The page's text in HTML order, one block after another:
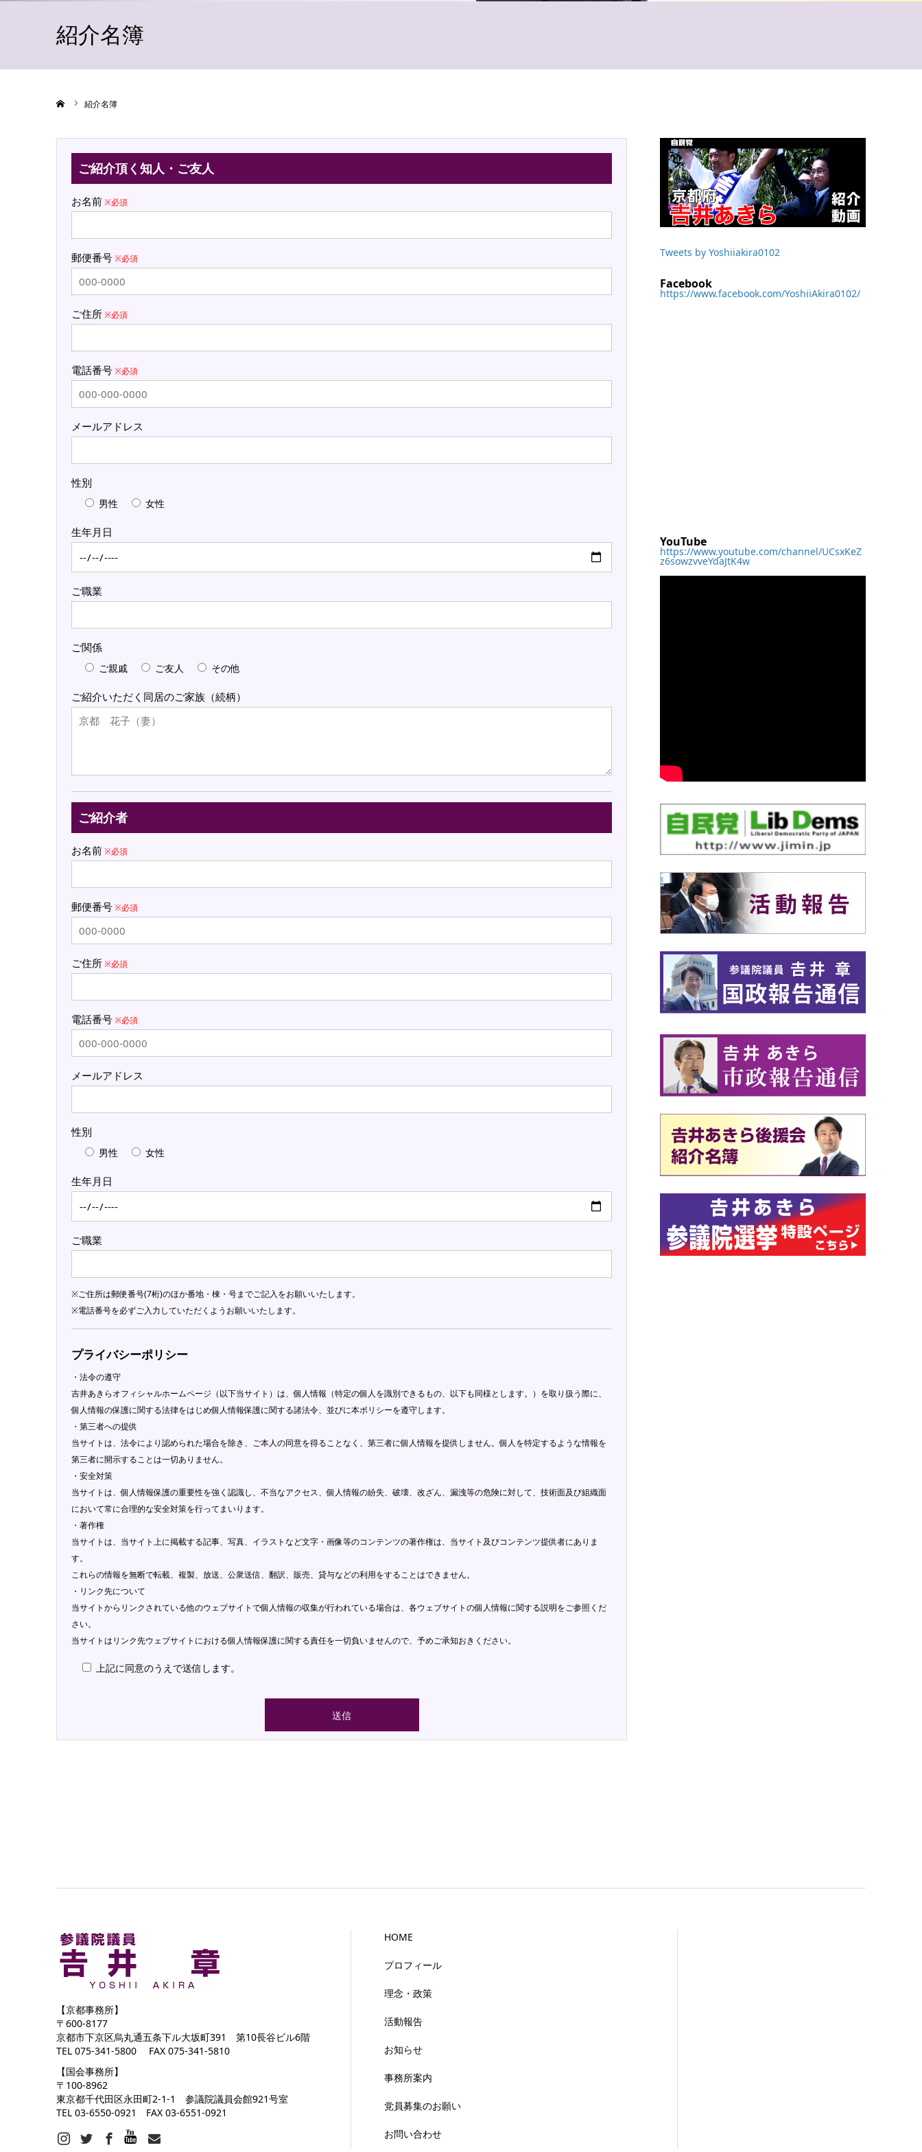
紹介名簿
紹介名簿
ご紹介頂く知人・ご友人
お名前※必須
郵便番号※必須
ご住所※必須
電話番号※必須
メールアドレス
性別
男性 女性
生年月日
ご職業
ご関係
ご親戚 ご友人 その他
ご紹介いただく同居のご家族（続柄）
ご紹介者
お名前※必須
郵便番号※必須
ご住所※必須
電話番号※必須
メールアドレス
性別
男性 女性
生年月日
ご職業
※ご住所は郵便番号(7桁)のほか番地・棟・号までご記入をお願いいたします。
※電話番号を必ずご入力していただくようお願いいたします。
プライバシーポリシー
・法令の遵守
吉井あきらオフィシャルホームページ（以下当サイト）は、個人情報（特定の個人を識別できるもの、以下も同様とします。）を取り扱う際に、
個人情報の保護に関する法律をはじめ個人情報保護に関する諸法令、並びに本ポリシーを遵守します。
・第三者への提供
当サイトは、法令により認められた場合を除き、ご本人の同意を得ることなく、第三者に個人情報を提供しません。個人を特定するような情報を
第三者に開示することは一切ありません。
・安全対策
当サイトは、個人情報保護の重要性を強く認識し、不当なアクセス、個人情報の紛失、破壊、改ざん、漏洩等の危険に対して、技術面及び組織面
において常に合理的な安全対策を行ってまいります。
・著作権
当サイトは、当サイト上に掲載する記事、写真、イラストなど文字・画像等のコンテンツの著作権は、当サイト及びコンテンツ提供者にありま
す。
これらの情報を無断で転載、複製、放送、公衆送信、翻訳、販売、貸与などの利用をすることはできません。
・リンク先について
当サイトからリンクされている他のウェブサイトで個人情報の収集が行われている場合は、各ウェブサイトの個人情報に関する説明をご参照くだ
さい。
当サイトはリンク先ウェブサイトにおける個人情報保護に関する責任を一切負いませんので、予めご承知おきください。
上記に同意のうえで送信します。
Tweets by Yoshiiakira0102
Facebook
https://www.facebook.com/YoshiiAkira0102/
YouTube
https://www.youtube.com/channel/UCsxKeZ
z6sowzvveYdaJtK4w
【京都事務所】
〒600-8177
京都市下京区烏丸通五条下ル大坂町391 第10長谷ビル6階
TEL 075-341-5800 FAX 075-341-5810
【国会事務所】
〒100-8962
東京都千代田区永田町2-1-1 参議院議員会館921号室
TEL 03-6550-0921 FAX 03-6551-0921
HOME
プロフィール
理念・政策
活動報告
お知らせ
事務所案内
党員募集のお願い
お問い合わせ